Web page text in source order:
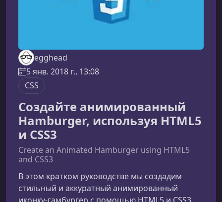
egghead
5 янв. 2018 г., 13:08
CSS
Создайте анимированный
Hamburger, используя HTML5
и CSS3
Create an Animated Hamburger using HTML5
and CSS3
В этом кратком руководстве мы создадим
стильный и аккуратный анимированный